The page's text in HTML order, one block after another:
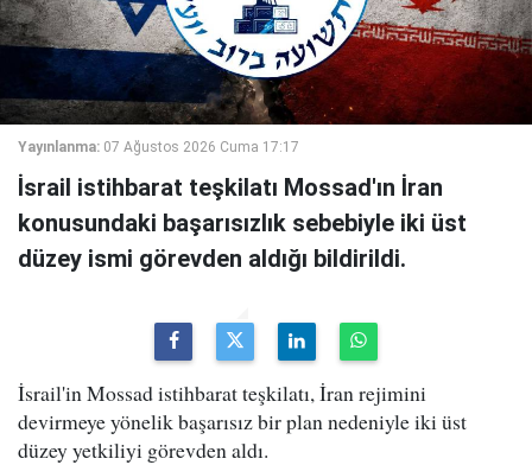
Yayınlanma: 07 Ağustos 2026 Cuma 17:17
İsrail istihbarat teşkilatı Mossad'ın İran
konusundaki başarısızlık sebebiyle iki üst
düzey ismi görevden aldığı bildirildi.
İsrail'in Mossad istihbarat teşkilatı, İran rejimini
devirmeye yönelik başarısız bir plan nedeniyle iki üst
düzey yetkiliyi görevden aldı.